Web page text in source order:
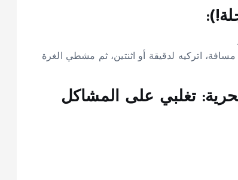
اتركيه لدقيقة أو اثنتين، ثم مشطي الغرة
تغلبي على المشاكل